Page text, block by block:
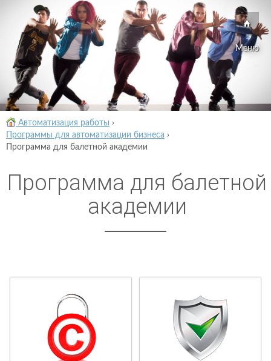
Меню
Автоматизация работы ›
Программы для автоматизации бизнеса ›
Программа для балетной академии
Программа для балетной
академии